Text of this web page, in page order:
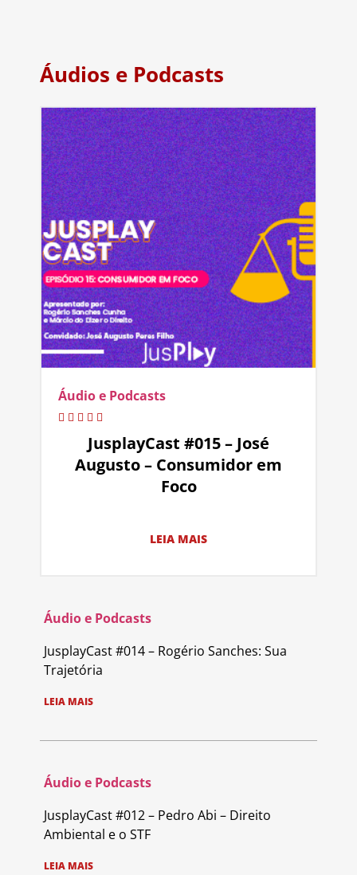
Áudios e Podcasts
Áudio e Podcasts
JusplayCast #015 – José
Augusto – Consumidor em
Foco
LEIA MAIS
Áudio e Podcasts
JusplayCast #014 – Rogério Sanches: Sua
Trajetória
LEIA MAIS
Áudio e Podcasts
JusplayCast #012 – Pedro Abi – Direito
Ambiental e o STF
LEIA MAIS